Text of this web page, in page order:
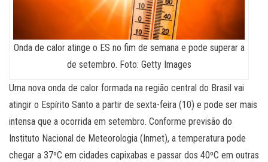
Onda de calor atinge o ES no fim de semana e pode superar a
de setembro. Foto: Getty Images
Uma nova onda de calor formada na região central do Brasil vai
atingir o Espírito Santo a partir de sexta-feira (10) e pode ser mais
intensa que a ocorrida em setembro. Conforme previsão do
Instituto Nacional de Meteorologia (Inmet), a temperatura pode
chegar a 37ºC em cidades capixabas e passar dos 40ºC em outras